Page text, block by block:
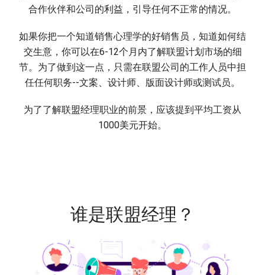
合作伙伴和公司的利益，引导任何不正常的情况。
如果你把一个知道销售心理学的好销售员，知道如何结
交生意，你可以在6-12个月内了解联盟计划市场的细
节。为了做到这一点，只需在联盟公司的工作人员中担
任任何职务--文案、设计师、版面设计师或测试员。
为了了解联盟经理职业的前景，应该提到平均工资从
1000美元开始。
谁是联盟经理？